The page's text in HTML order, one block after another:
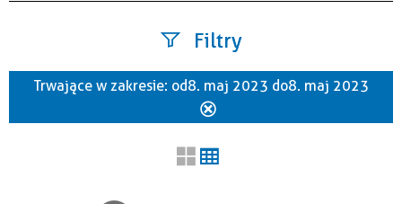
Filtry
Szukana fraza
Trwające w zakresie: od 8. maj 2023 do 8. maj 2023
filtr